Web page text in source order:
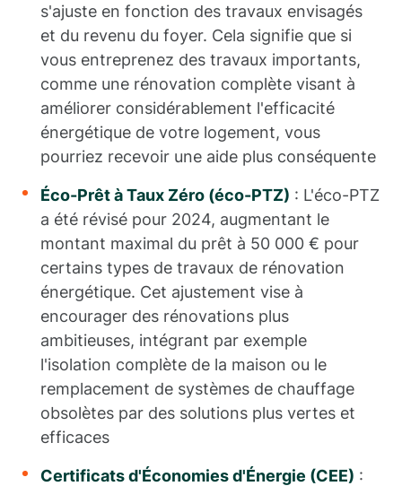
s'ajuste en fonction des travaux envisagés
et du revenu du foyer. Cela signifie que si
vous entreprenez des travaux importants,
comme une rénovation complète visant à
améliorer considérablement l'efficacité
énergétique de votre logement, vous
pourriez recevoir une aide plus conséquente
Éco-Prêt à Taux Zéro (éco-PTZ) : L'éco-PTZ
a été révisé pour 2024, augmentant le
montant maximal du prêt à 50 000 € pour
certains types de travaux de rénovation
énergétique. Cet ajustement vise à
encourager des rénovations plus
ambitieuses, intégrant par exemple
l'isolation complète de la maison ou le
remplacement de systèmes de chauffage
obsolètes par des solutions plus vertes et
efficaces
Certificats d'Économies d'Énergie (CEE) :